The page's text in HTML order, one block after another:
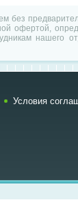
без
офертой,
нашего
Условия